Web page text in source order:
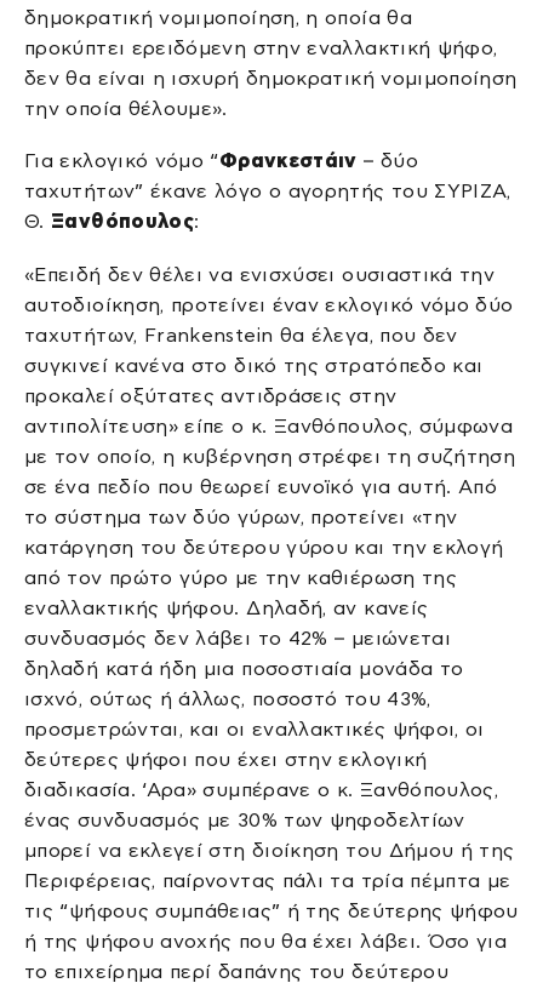
δημοκρατική νομιμοποίηση, η οποία θα
προκύπτει ερειδόμενη στην εναλλακτική ψήφο,
δεν θα είναι η ισχυρή δημοκρατική νομιμοποίηση
την οποία θέλουμε».
Για εκλογικό νόμο “Φρανκεστάιν – δύο
ταχυτήτων” έκανε λόγο ο αγορητής του ΣΥΡΙΖΑ,
Θ. Ξανθόπουλος:
«Επειδή δεν θέλει να ενισχύσει ουσιαστικά την
αυτοδιοίκηση, προτείνει έναν εκλογικό νόμο δύο
ταχυτήτων, Frankenstein θα έλεγα, που δεν
συγκινεί κανένα στο δικό της στρατόπεδο και
προκαλεί οξύτατες αντιδράσεις στην
αντιπολίτευση» είπε ο κ. Ξανθόπουλος, σύμφωνα
με τον οποίο, η κυβέρνηση στρέφει τη συζήτηση
σε ένα πεδίο που θεωρεί ευνοϊκό για αυτή. Από
το σύστημα των δύο γύρων, προτείνει «την
κατάργηση του δεύτερου γύρου και την εκλογή
από τον πρώτο γύρο με την καθιέρωση της
εναλλακτικής ψήφου. Δηλαδή, αν κανείς
συνδυασμός δεν λάβει το 42% – μειώνεται
δηλαδή κατά ήδη μια ποσοστιαία μονάδα το
ισχνό, ούτως ή άλλως, ποσοστό του 43%,
προσμετρώνται, και οι εναλλακτικές ψήφοι, οι
δεύτερες ψήφοι που έχει στην εκλογική
διαδικασία. ‘Αρα» συμπέρανε ο κ. Ξανθόπουλος,
ένας συνδυασμός με 30% των ψηφοδελτίων
μπορεί να εκλεγεί στη διοίκηση του Δήμου ή της
Περιφέρειας, παίρνοντας πάλι τα τρία πέμπτα με
τις “ψήφους συμπάθειας” ή της δεύτερης ψήφου
ή της ψήφου ανοχής που θα έχει λάβει. Όσο για
το επιχείρημα περί δαπάνης του δεύτερου